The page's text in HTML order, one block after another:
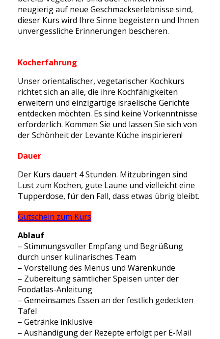
neugierig auf neue Geschmackserlebnisse sind,
dieser Kurs wird Ihre Sinne begeistern und Ihnen
unvergessliche Erinnerungen bescheren.
Kocherfahrung
Unser orientalischer, vegetarischer Kochkurs
richtet sich an alle, die ihre Kochfähigkeiten
erweitern und einzigartige israelische Gerichte
entdecken möchten. Es sind keine Vorkenntnisse
erforderlich. Kommen Sie und lassen Sie sich von
der Schönheit der Levante Küche inspirieren!
Dauer
Der Kurs dauert 4 Stunden. Mitzubringen sind
Lust zum Kochen, gute Laune und vielleicht eine
Tupperdose, für den Fall, dass etwas übrig bleibt.
Gutschein zum Kurs
Ablauf
– Stimmungsvoller Empfang und Begrüßung
durch unser kulinarisches Team
– Vorstellung des Menüs und Warenkunde
– Zubereitung sämtlicher Speisen unter der
Foodatlas-Anleitung
– Gemeinsames Essen an der festlich gedeckten
Tafel
– Getränke inklusive
– Aushändigung der Rezepte erfolgt per E-Mail